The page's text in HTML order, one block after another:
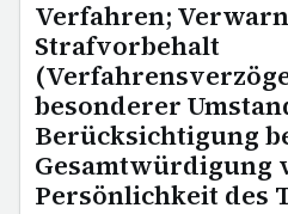
Verfahren;
Strafvorbehalt
besonderer
Berücksichtigung
Gesamtwürdigung
Persönlichkeit des